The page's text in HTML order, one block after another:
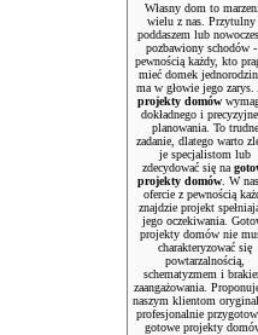
Własny dom to
wielu z nas. Przytulny
poddaszem lub
pozbawiony schodów -
pewnością każdy, kto
mieć domek
ma w głowie jego zarys.
projekty domów
dokładnego i
planowania. To trudne
zadanie, dlatego warto
je specjalistom lub
zdecydować się na
projekty domów . W
ofercie z pewnością
znajdzie projekt
jego oczekiwania.
projekty domów nie
charakteryzować się
powtarzalnością,
schematyzmem i
zaangażowania.
naszym klientom
profesjonalnie
gotowe projekty